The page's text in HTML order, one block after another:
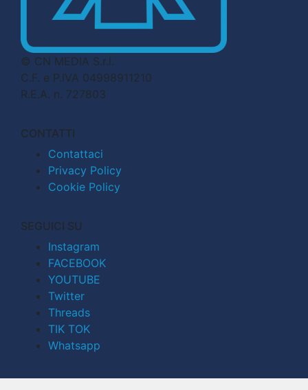
© CN MEDIA S.r.l.
C.F. e P.IVA 04998911210
R.E.A. n. 727803
CONTATTI
Contattaci
Privacy Policy
Cookie Policy
SEGUICI SU
Instagram
FACEBOOK
YOUTUBE
Twitter
Threads
TIK TOK
Whatsapp